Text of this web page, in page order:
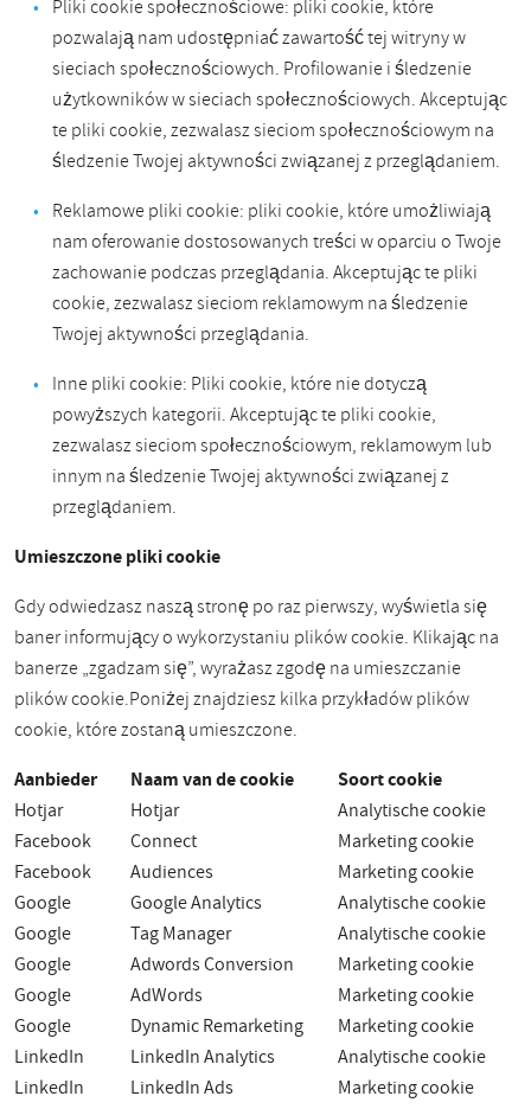
Pliki cookie społecznościowe: pliki cookie, które
pozwalają nam udostępniać zawartość tej witryny w
sieciach społecznościowych. Profilowanie i śledzenie
użytkowników w sieciach społecznościowych. Akceptując
te pliki cookie, zezwalasz sieciom społecznościowym na
śledzenie Twojej aktywności związanej z przeglądaniem.
Reklamowe pliki cookie: pliki cookie, które umożliwiają
nam oferowanie dostosowanych treści w oparciu o Twoje
zachowanie podczas przeglądania. Akceptując te pliki
cookie, zezwalasz sieciom reklamowym na śledzenie
Twojej aktywności przeglądania.
Inne pliki cookie: Pliki cookie, które nie dotyczą
powyższych kategorii. Akceptując te pliki cookie,
zezwalasz sieciom społecznościowym, reklamowym lub
innym na śledzenie Twojej aktywności związanej z
przeglądaniem.
Umieszczone pliki cookie
Gdy odwiedzasz naszą stronę po raz pierwszy, wyświetla się
baner informujący o wykorzystaniu plików cookie. Klikając na
banerze „zgadzam się”, wyrażasz zgodę na umieszczanie
plików cookie.Poniżej znajdziesz kilka przykładów plików
cookie, które zostaną umieszczone.
Aanbieder Naam van de cookie Soort cookie
Hotjar Hotjar
Analytische cookie
Facebook
Connect
Marketing cookie
Facebook
Audiences
Marketing cookie
Google
Google Analytics
Analytische cookie
Google
Tag Manager
Analytische cookie
Google
Adwords Conversion
Marketing cookie
Google
AdWords
Marketing cookie
Google
Dynamic Remarketing
Marketing cookie
LinkedIn
LinkedIn Analytics
Analytische cookie
LinkedIn
LinkedIn Ads
Marketing cookie